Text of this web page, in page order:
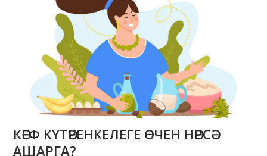
КӘЕФ КҮТӘРЕНКЕЛЕГЕ ӨЧЕН НӘРСӘ
АШАРГА?